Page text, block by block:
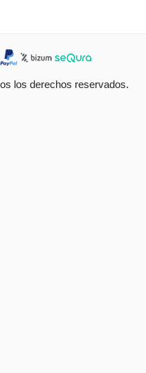
los derechos reservados.